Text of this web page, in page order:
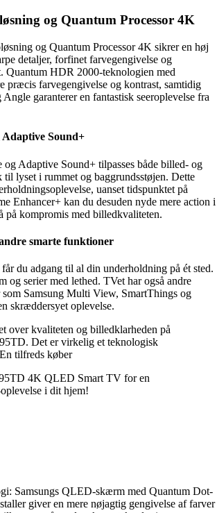
og Quantum Processor 4K
og Quantum Processor 4K sikrer en høj
detaljer, forfinet farvegengivelse og
Quantum HDR 2000-teknologien med
præcis farvegengivelse og kontrast, samtidig
garanterer en fantastisk seeroplevelse fra
Sound+
Adaptive Sound+ tilpasses både billed- og
lyset i rummet og baggrundsstøjen. Dette
uanset tidspunktet på
Enhancer+ kan du desuden nyde mere action i
på kompromis med billedkvaliteten.
smarte funktioner
du adgang til al din underholdning på ét sted.
og serier med lethed. TVet har også andre
Samsung Multi View, SmartThings og
skræddersyet oplevelse.
over kvaliteten og billedklarheden på
Det er virkelig et teknologisk
tilfreds køber
4K QLED Smart TV for en
i dit hjem!
Samsungs QLED-skærm med Quantum Dot-
giver en mere nøjagtig gengivelse af farver